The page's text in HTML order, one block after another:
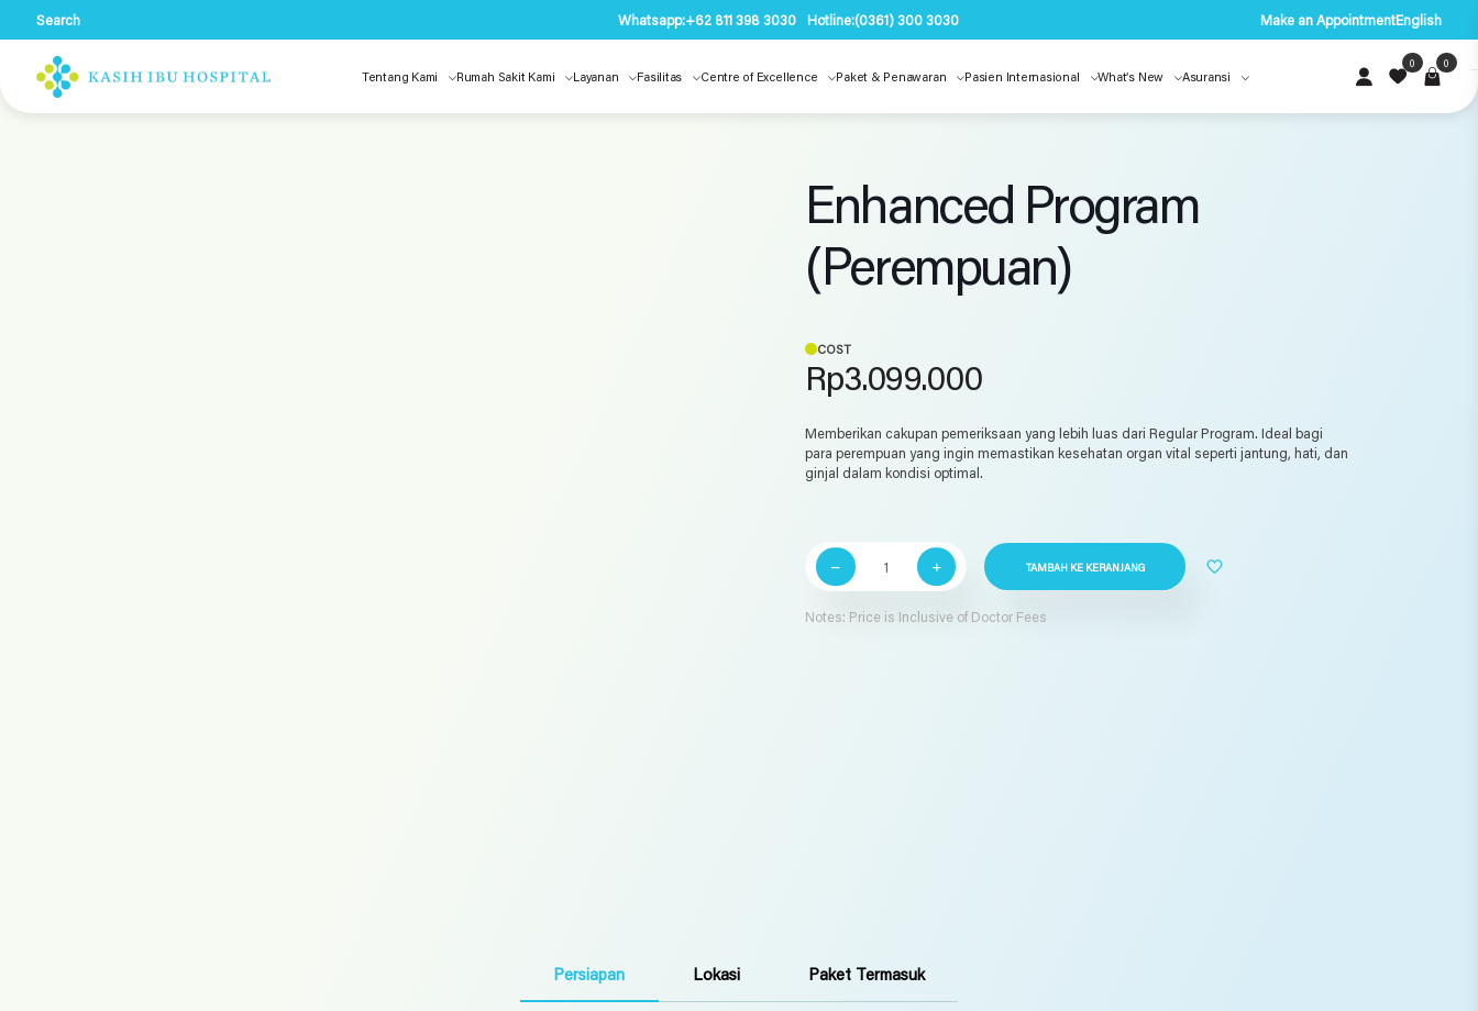
Search Whatsapp:+62 811 398 3030 Hotline:(0361) 300 3030 Make an AppointmentEnglish
Tentang Kami Rumah Sakit Kami Layanan Fasilitas Centre of Excellence Paket & Penawaran Pasien Internasional What’s New Asuransi
0 0
Enhanced Program
(Perempuan)
Memberikan cakupan pemeriksaan yang lebih luas dari Regular Program. Ideal bagi
para perempuan yang ingin memastikan kesehatan organ vital seperti jantung, hati, dan
ginjal dalam kondisi optimal.
COST
Rp3.099.000
Kuantitas
Enhanced
Program
(Perempuan)
TAMBAH KE KERANJANG
Notes: Price is Inclusive of Doctor Fees
Persiapan Lokasi Paket Termasuk